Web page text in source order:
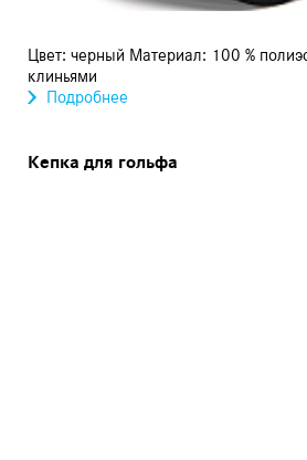
Цвет: черный Материал: 100 %
клиньями
Подробнее
Кепка для гольфа